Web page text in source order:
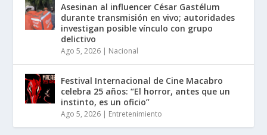
Asesinan al influencer César Gastélum
durante transmisión en vivo; autoridades
investigan posible vínculo con grupo
delictivo
Ago 5, 2026 | Nacional
Festival Internacional de Cine Macabro
celebra 25 años: “El horror, antes que un
instinto, es un oficio”
Ago 5, 2026 | Entretenimiento